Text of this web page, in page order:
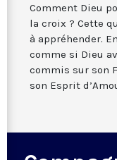
Comment Dieu
la croix ? Cette
à appréhender.
comme si Dieu
commis sur son
son Esprit